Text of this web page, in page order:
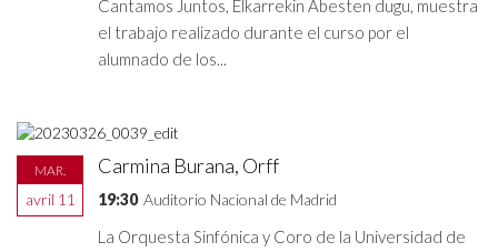
Cantamos Juntos, Elkarrekin Abesten dugu, muestra
el trabajo realizado durante el curso por el
alumnado de los...
MAR.
avril 11
Carmina Burana, Orff
19:30 Auditorio Nacional de Madrid
La Orquesta Sinfónica y Coro de la Universidad de